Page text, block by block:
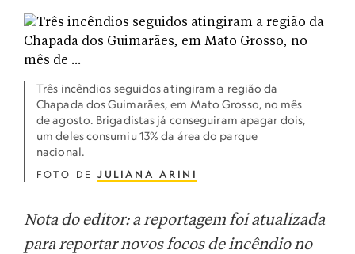
Três incêndios seguidos atingiram a região da
Chapada dos Guimarães, em Mato Grosso, no mês
de agosto. Brigadistas já conseguiram apagar dois,
um deles consumiu 13% da área do parque
nacional.
FOTO DE JULIANA ARINI
Nota do editor: a reportagem foi atualizada
para reportar novos focos de incêndio no